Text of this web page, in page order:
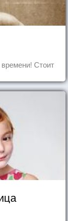
Стоит